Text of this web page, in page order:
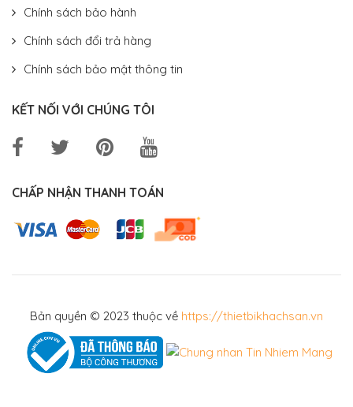
Chính sách bảo hành
Chính sách đổi trả hàng
Chính sách bảo mật thông tin
KẾT NỐI VỚI CHÚNG TÔI
CHẤP NHẬN THANH TOÁN
Bản quyền © 2023 thuộc về https://thietbikhachsan.vn